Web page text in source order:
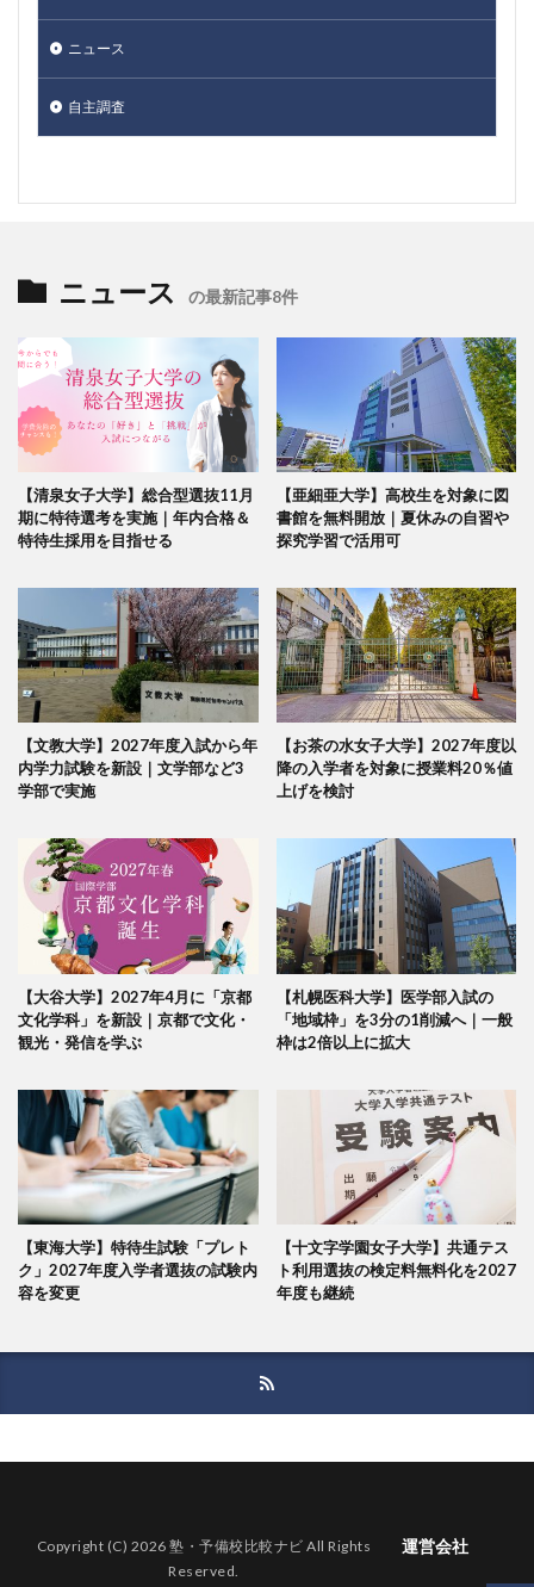
ニュース
自主調査
ニュース の最新記事8件
【清泉女子大学】総合型選抜11月
期に特待選考を実施｜年内合格＆
特待生採用を目指せる
【亜細亜大学】高校生を対象に図
書館を無料開放｜夏休みの自習や
探究学習で活用可
【文教大学】2027年度入試から年
内学力試験を新設｜文学部など3
学部で実施
【お茶の水女子大学】2027年度以
降の入学者を対象に授業料20％値
上げを検討
【大谷大学】2027年4月に「京都
文化学科」を新設｜京都で文化・
観光・発信を学ぶ
【札幌医科大学】医学部入試の
「地域枠」を3分の1削減へ｜一般
枠は2倍以上に拡大
【東海大学】特待生試験「プレト
ク」2027年度入学者選抜の試験内
容を変更
【十文字学園女子大学】共通テス
ト利用選抜の検定料無料化を2027
年度も継続
運営会社
Copyright (C) 2026 塾・予備校比較ナビ All Rights
Reserved.